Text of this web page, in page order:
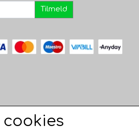
Tilmeld
pakkeshop eller 82 kr.